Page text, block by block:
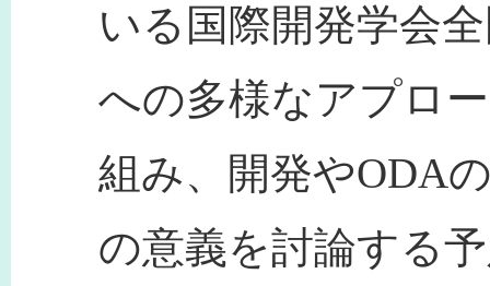
いる国際開発学会
への多様なアプロ
組み、開発やODA
の意義を討論する